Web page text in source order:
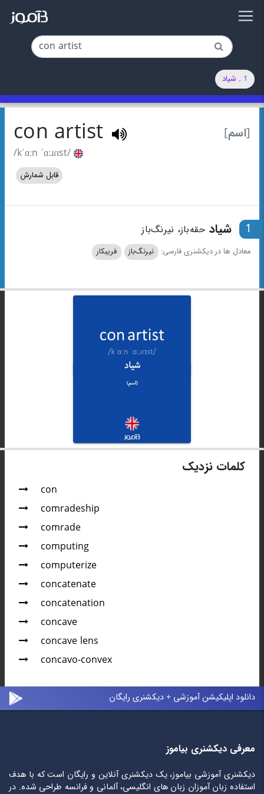
1 . شیاد
[اسم] con artist
/kˈɑːn ˈɑːɹɾɪst/
قابل شمارش
1 شیاد حقه‌باز، نیرنگ‌باز
معادل ها در دیکشنری فارسی: نیرنگ‌باز فریبکار
کلمات نزدیک
con
comradeship
comrade
computing
computerize
concatenate
concatenation
concave
concave lens
concavo-convex
دانلود اپلیکیشن آموزشی + دیکشنری رایگان
معرفی دیکشنری بیاموز
دیکشنری آموزشی بیاموز، یک دیکشنری آنلاین و رایگان است که با هدف
استفاده زبان آموزان زبان های انگلیسی، آلمانی و فرانسه طراحی شده. در